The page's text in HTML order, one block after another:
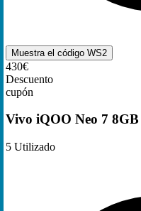
Muestra el código WS2
430€
Descuento
cupón
Vivo iQOO Neo 7
5 Utilizado